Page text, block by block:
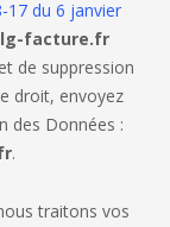
17 du 6 janvier
facture.fr
de suppression
droit, envoyez
des Données :
.
traitons vos